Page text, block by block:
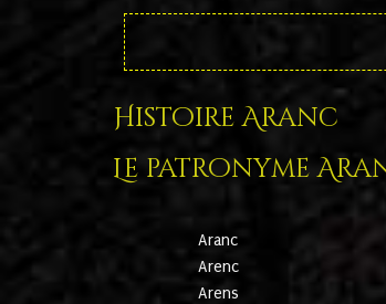
Histoire Aranc
Le patronyme
Aranc
Arenc
Arens